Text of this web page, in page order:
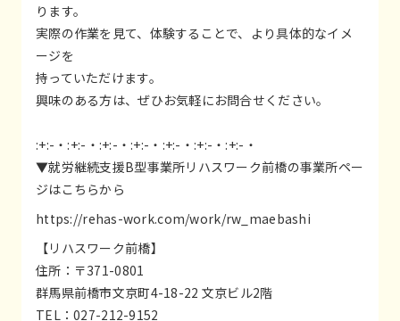
ります。
実際の作業を見て、体験することで、より具体的なイメ
ージを
持っていただけます。
興味のある方は、ぜひお気軽にお問合せください。
:+:-・:+:-・:+:-・:+:-・:+:-・:+:-・:+:-・
▼就労継続支援B型事業所リハスワーク前橋の事業所ペー
ジはこちらから
https://rehas-work.com/work/rw_maebashi
【リハスワーク前橋】
住所：〒371-0801
群馬県前橋市文京町4-18-22 文京ビル2階
TEL：027-212-9152